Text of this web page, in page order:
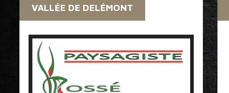
VALLÉE DE DELÉMONT